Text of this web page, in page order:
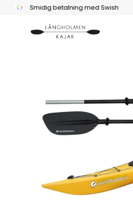
Hoppa
Smidig betalning med Swish